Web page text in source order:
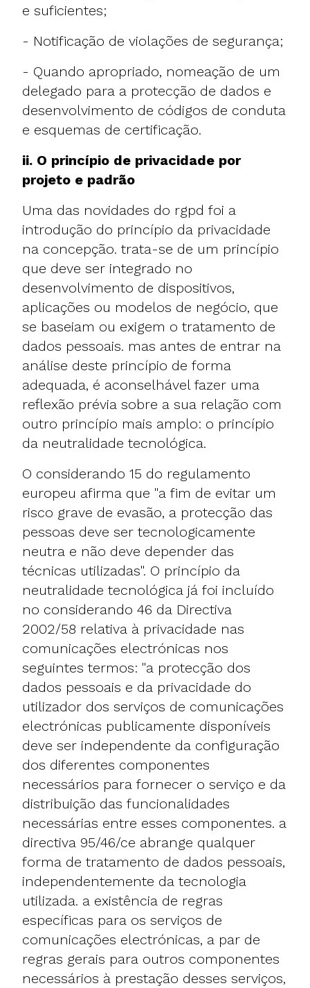
e suficientes;
- Notificação de violações de segurança;
- Quando apropriado, nomeação de um
delegado para a protecção de dados e
desenvolvimento de códigos de conduta
e esquemas de certificação.
ii. O princípio de privacidade por
projeto e padrão
Uma das novidades do rgpd foi a
introdução do princípio da privacidade
na concepção. trata-se de um princípio
que deve ser integrado no
desenvolvimento de dispositivos,
aplicações ou modelos de negócio, que
se baseiam ou exigem o tratamento de
dados pessoais. mas antes de entrar na
análise deste princípio de forma
adequada, é aconselhável fazer uma
reflexão prévia sobre a sua relação com
outro princípio mais amplo: o princípio
da neutralidade tecnológica.
O considerando 15 do regulamento
europeu afirma que "a fim de evitar um
risco grave de evasão, a protecção das
pessoas deve ser tecnologicamente
neutra e não deve depender das
técnicas utilizadas". O princípio da
neutralidade tecnológica já foi incluído
no considerando 46 da Directiva
2002/58 relativa à privacidade nas
comunicações electrónicas nos
seguintes termos: "a protecção dos
dados pessoais e da privacidade do
utilizador dos serviços de comunicações
electrónicas publicamente disponíveis
deve ser independente da configuração
dos diferentes componentes
necessários para fornecer o serviço e da
distribuição das funcionalidades
necessárias entre esses componentes. a
directiva 95/46/ce abrange qualquer
forma de tratamento de dados pessoais,
independentemente da tecnologia
utilizada. a existência de regras
específicas para os serviços de
comunicações electrónicas, a par de
regras gerais para outros componentes
necessários à prestação desses serviços,